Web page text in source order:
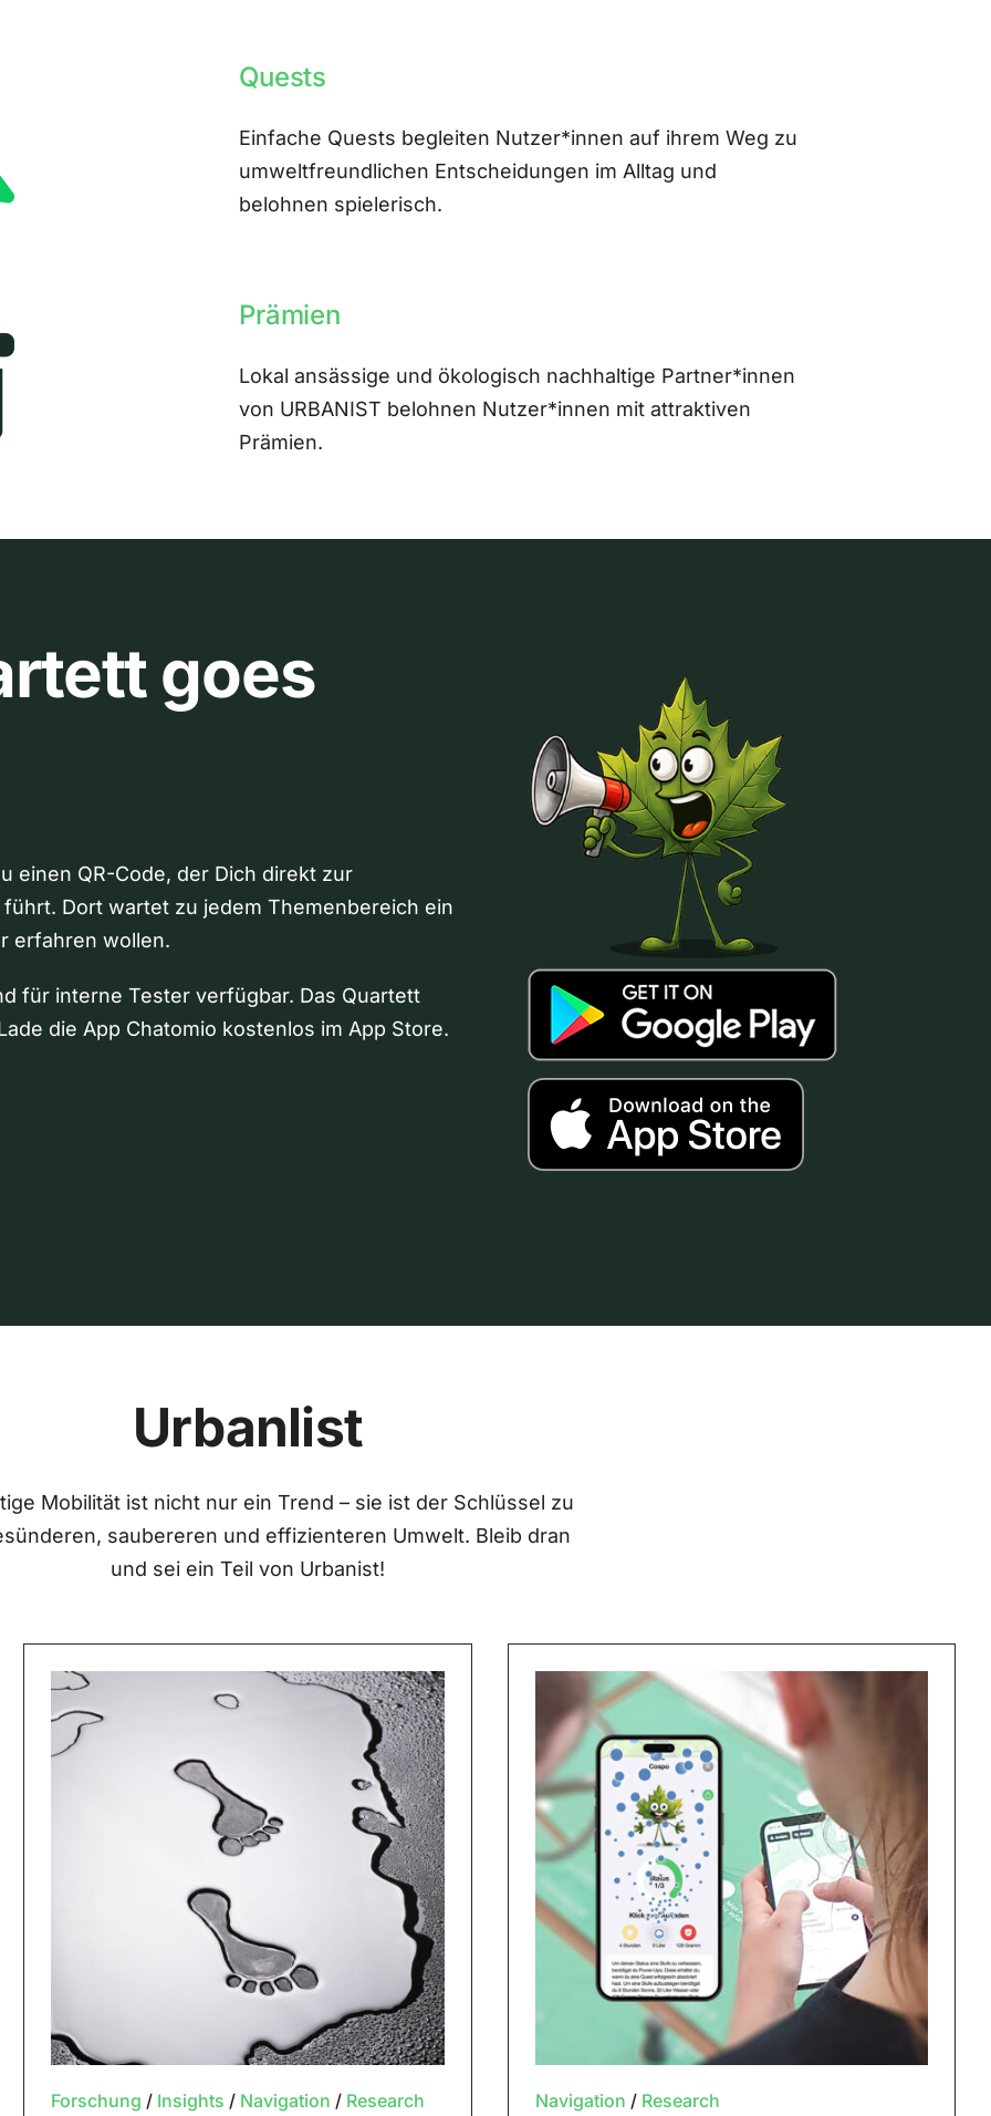
Quests
Einfache Quests begleiten Nutzer*innen auf ihrem Weg zu
umweltfreundlichen Entscheidungen im Alltag und
belohnen spielerisch.
Prämien
Lokal ansässige und ökologisch nachhaltige Partner*innen
von URBANIST belohnen Nutzer*innen mit attraktiven
Prämien.
goes
einen QR-Code, der Dich direkt zur
Dort wartet zu jedem Themenbereich ein
erfahren wollen.
für interne Tester verfügbar. Das Quartett
die App Chatomio kostenlos im App Store.
Urbanlist
Mobilität ist nicht nur ein Trend – sie ist der Schlüssel zu
saubereren und effizienteren Umwelt. Bleib dran
und sei ein Teil von Urbanist!
Forschung / Insights / Navigation / Research Navigation / Research